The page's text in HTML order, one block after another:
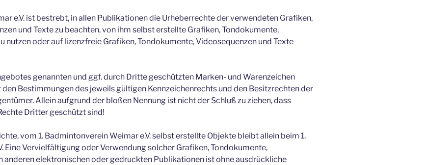
e.V. ist bestrebt, in allen Publikationen die Urheberrechte der verwendeten Grafiken,
und Texte zu beachten, von ihm selbst erstellte Grafiken, Tondokumente,
nutzen oder auf lizenzfreie Grafiken, Tondokumente, Videosequenzen und Texte
genannten und ggf. durch Dritte geschützten Marken- und Warenzeichen
Bestimmungen des jeweils gültigen Kennzeichenrechts und den Besitzrechten der
Allein aufgrund der bloßen Nennung ist nicht der Schluß zu ziehen, dass
Dritter geschützt sind!
vom 1. Badmintonverein Weimar e.V. selbst erstellte Objekte bleibt allein beim 1.
Eine Vervielfältigung oder Verwendung solcher Grafiken, Tondokumente,
anderen elektronischen oder gedruckten Publikationen ist ohne ausdrückliche